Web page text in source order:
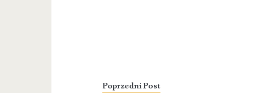
Poprzedni Post